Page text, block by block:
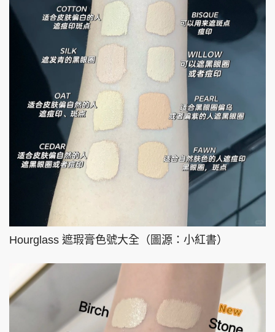
Hourglass 遮瑕膏色號大全（圖源：小紅書）